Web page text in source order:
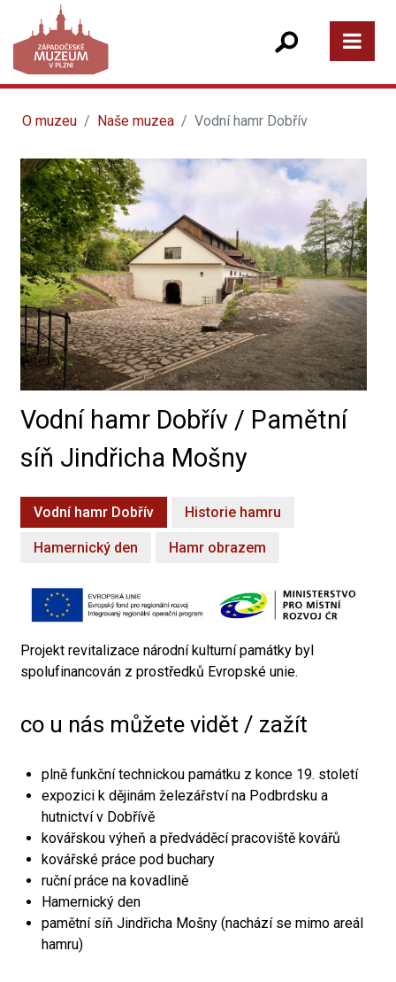
O muzeu Naše muzea Vodní hamr Dobřív
Vodní hamr Dobřív / Pamětní
síň Jindřicha Mošny
Vodní hamr Dobřív Historie hamru
Hamernický den Hamr obrazem
Projekt revitalizace národní kulturní památky byl
spolufinancován z prostředků Evropské unie.
co u nás můžete vidět / zažít
plně funkční technickou památku z konce 19. století
expozici k dějinám železářství na Podbrdsku a
hutnictví v Dobřívě
kovářskou výheň a předváděcí pracoviště kovářů
kovářské práce pod buchary
ruční práce na kovadlině
Hamernický den
pamětní síň Jindřicha Mošny (nachází se mimo areál
hamru)